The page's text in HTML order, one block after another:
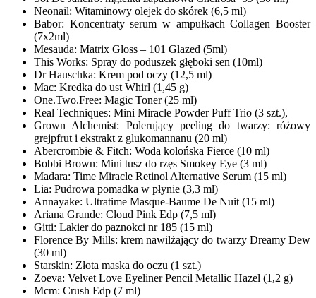
Neonail: Witaminowy olejek do skórek (6,5 ml)
Babor: Koncentraty serum w ampułkach Collagen Booster
(7x2ml)
Mesauda: Matrix Gloss – 101 Glazed (5ml)
This Works: Spray do poduszek głęboki sen (10ml)
Dr Hauschka: Krem pod oczy (12,5 ml)
Mac: Kredka do ust Whirl (1,45 g)
One.Two.Free: Magic Toner (25 ml)
Real Techniques: Mini Miracle Powder Puff Trio (3 szt.),
Grown Alchemist: Polerujący peeling do twarzy: różowy
grejpfrut i ekstrakt z glukomannanu (20 ml)
Abercrombie & Fitch: Woda kolońska Fierce (10 ml)
Bobbi Brown: Mini tusz do rzęs Smokey Eye (3 ml)
Madara: Time Miracle Retinol Alternative Serum (15 ml)
Lia: Pudrowa pomadka w płynie (3,3 ml)
Annayake: Ultratime Masque-Baume De Nuit (15 ml)
Ariana Grande: Cloud Pink Edp (7,5 ml)
Gitti: Lakier do paznokci nr 185 (15 ml)
Florence By Mills: krem nawilżający do twarzy Dreamy Dew
(30 ml)
Starskin: Złota maska do oczu (1 szt.)
Zoeva: Velvet Love Eyeliner Pencil Metallic Hazel (1,2 g)
Mcm: Crush Edp (7 ml)